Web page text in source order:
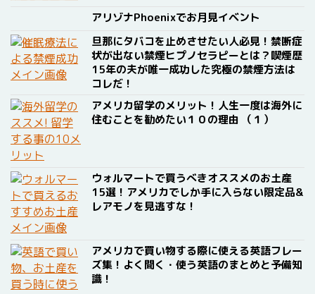
アリゾナPhoenixでお月見イベント
旦那にタバコを止めさせたい人必見！禁断症
状が出ない禁煙ヒプノセラピーとは？喫煙歴
15年の夫が唯一成功した究極の禁煙方法は
コレだ！
アメリカ留学のメリット！人生一度は海外に
住むことを勧めたい１０の理由 （１）
ウォルマートで買うべきオススメのお土産
15選！アメリカでしか手に入らない限定品&
レアモノを見逃すな！
アメリカで買い物する際に使える英語フレー
ズ集！よく聞く・使う英語のまとめと予備知
識！